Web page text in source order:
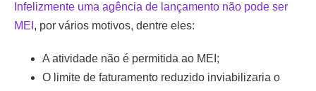
Infelizmente uma agência de lançamento não pode ser
MEI , por vários motivos, dentre eles:
A atividade não é permitida ao MEI;
O limite de faturamento reduzido inviabilizaria o